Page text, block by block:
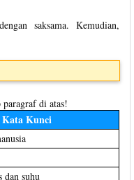
saksama. Kemudian,
di atas!
Kata Kunci
dan suhu